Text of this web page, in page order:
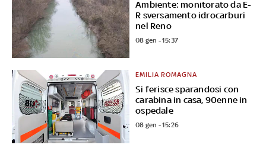
Ambiente: monitorato da E-
R sversamento idrocarburi
nel Reno
08 gen - 15:37
Si ferisce sparandosi con
carabina in casa, 90enne in
ospedale
EMILIA ROMAGNA
08 gen - 15:26